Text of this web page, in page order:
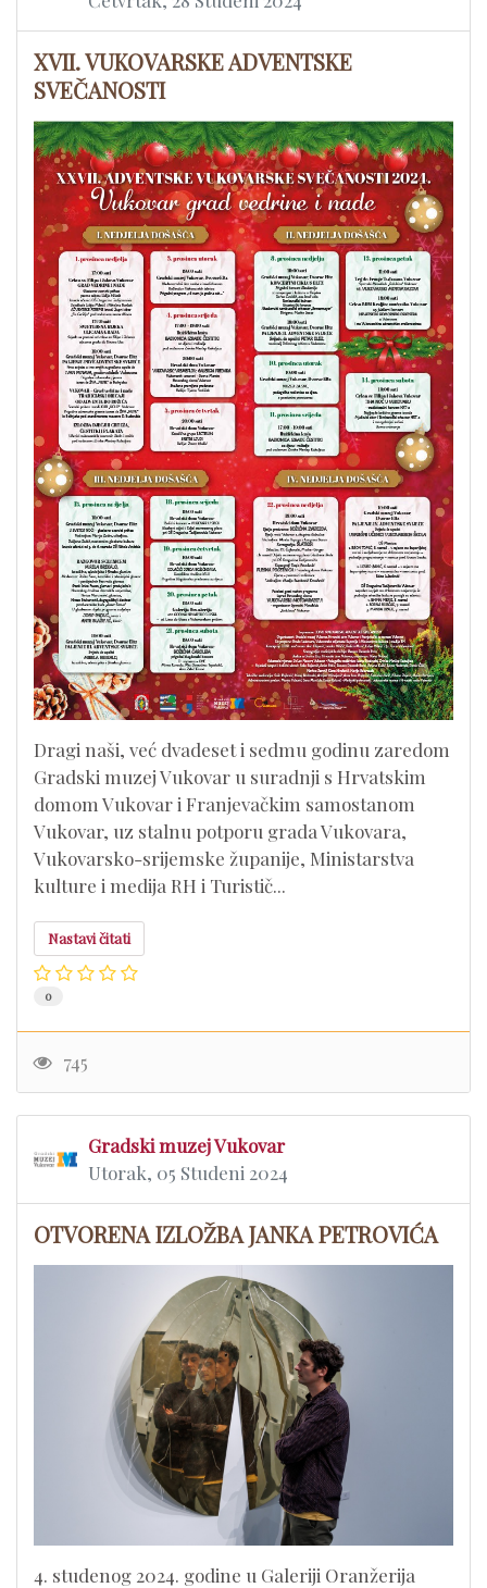
XVII. VUKOVARSKE ADVENTSKE
SVEČANOSTI
Dragi naši, već dvadeset i sedmu godinu zaredom
Gradski muzej Vukovar u suradnji s Hrvatskim
domom Vukovar i Franjevačkim samostanom
Vukovar, uz stalnu potporu grada Vukovara,
Vukovarsko-srijemske županije, Ministarstva
kulture i medija RH i Turistič...
Nastavi čitati
0
745
Gradski muzej Vukovar
Utorak, 05 Studeni 2024
OTVORENA IZLOŽBA JANKA PETROVIĆA
4. studenog 2024. godine u Galeriji Oranžerija